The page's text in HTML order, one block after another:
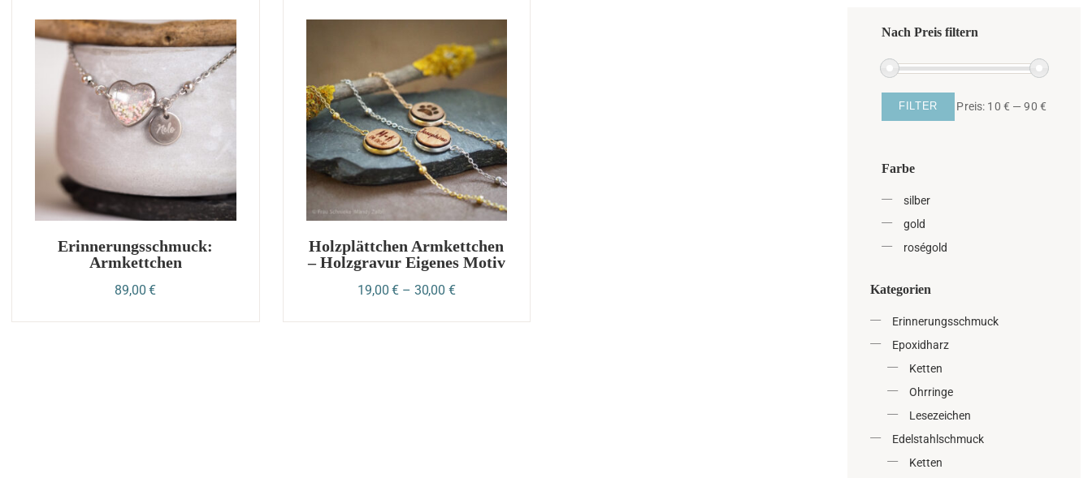
Holzschmuck
Sonnenfänger
Personalisierter Schmuck
Ketten ohne Anhänger
Gutschein
2. Wahl
Erinnerungsschmuck:
Armkettchen
89,00€
Holzplättchen Armkettchen
– Holzgravur Eigenes Motiv
19,00€ – 30,00 €
Nach Preis filtern
FILTER Preis: 10 € —90 €
Farbe
silber
gold
roségold
Kategorien
Erinnerungsschmuck
Epoxidharz
Ketten
Ohrringe
Lesezeichen
Edelstahlschmuck
Ketten